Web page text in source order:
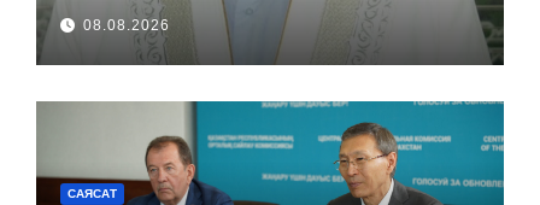
08.08.2026
САЯСАТ